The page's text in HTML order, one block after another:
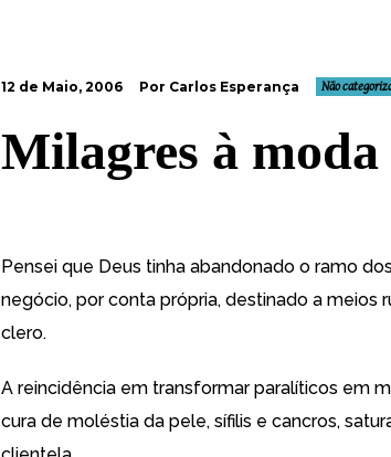
12 de Maio, 2006 Por Carlos Esperança Não
Milagres à
Pensei que Deus tinha abandonado o ramo
negócio, por conta própria, destinado a meios
clero.
A reincidência em transformar paralíticos em
cura de moléstia da pele, sífilis e cancros,